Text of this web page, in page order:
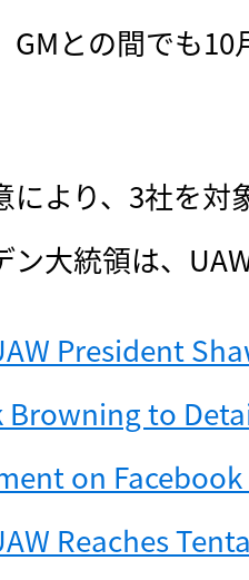
GMとの間でも
より、3社を対
ン大統領は、
President
Browning to
on
Reaches